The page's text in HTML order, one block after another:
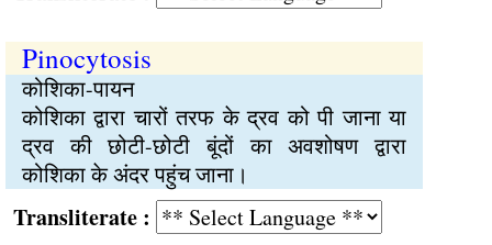
Pinocytosis
कोशिका-पायन
कोशिका द्वारा चारों तरफ के द्रव को पी जाना या
द्रव की छोटी-छोटी बूंदों का अवशोषण द्वारा
कोशिका के अंदर पहुंच जाना।
: